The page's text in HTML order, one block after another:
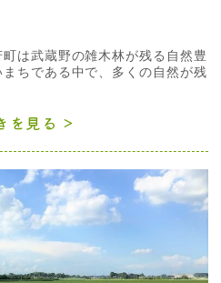
は武蔵野の雑木林が残る自然豊
ちである中で、多くの自然が残
を見る